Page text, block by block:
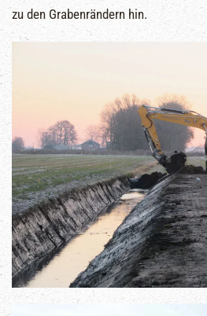
zu den Grabenrändern hin.